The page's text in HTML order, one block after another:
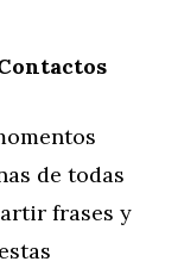
de todas
frases y